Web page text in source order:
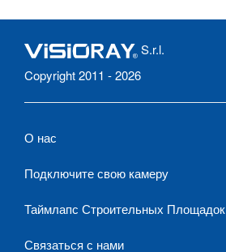
S.r.l.
Copyright 2011 - 2026
О нас
Подключите свою камеру
Таймлапс Строительных Площадок
Связаться с нами